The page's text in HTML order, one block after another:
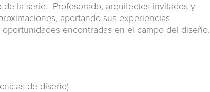
de la serie. Profesorado, arquitectos invitados y
aportando sus experiencias
encontradas en el campo del diseño.
de diseño)